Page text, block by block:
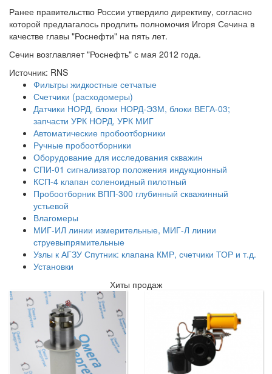
Ранее правительство России утвердило директиву, согласно
которой предлагалось продлить полномочия Игоря Сечина в
качестве главы "Роснефти" на пять лет.
Сечин возглавляет "Роснефть" с мая 2012 года.
Источник: RNS
Фильтры жидкостные сетчатые
Счетчики (расходомеры)
Датчики НОРД, блоки НОРД-Э3М, блоки ВЕГА-03;
запчасти УРК НОРД, УРК МИГ
Автоматические пробоотборники
Ручные пробоотборники
Оборудование для исследования скважин
СПИ-01 сигнализатор положения индукционный
КСП-4 клапан соленоидный пилотный
Пробоотборник ВПП-300 глубинный скважинный
устьевой
Влагомеры
МИГ-ИЛ линии измерительные, МИГ-Л линии
струевыпрямительные
Узлы к АГЗУ Спутник: клапана КМР, счетчики ТОР и т.д.
Установки
Хиты продаж